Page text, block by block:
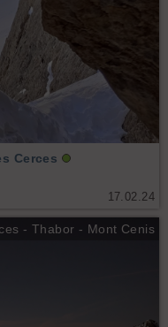
17.02.24
Cerces
- Thabor - Mont Cenis